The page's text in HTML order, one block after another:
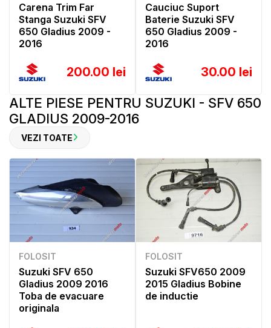
Carena Trim Far
Stanga Suzuki SFV
650 Gladius 2009 -
2016
200.00 lei
Cauciuc Suport
Baterie Suzuki SFV
650 Gladius 2009 -
2016
30.00 lei
ALTE PIESE PENTRU SUZUKI - SFV 650
GLADIUS 2009-2016
VEZI TOATE
FOLOSIT
Suzuki SFV 650
Gladius 2009 2016
Toba de evacuare
originala
FOLOSIT
Suzuki SFV650 2009
2015 Gladius Bobine
de inductie